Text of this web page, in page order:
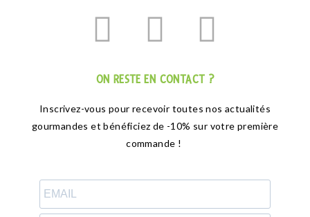
ON RESTE EN CONTACT ?
Inscrivez-vous pour recevoir toutes nos actualités
gourmandes et bénéficiez de -10% sur votre première
commande !